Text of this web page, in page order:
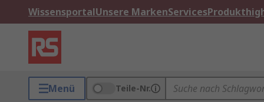
WissensportalUnsere MarkenServices
Menü Teile-Nr.